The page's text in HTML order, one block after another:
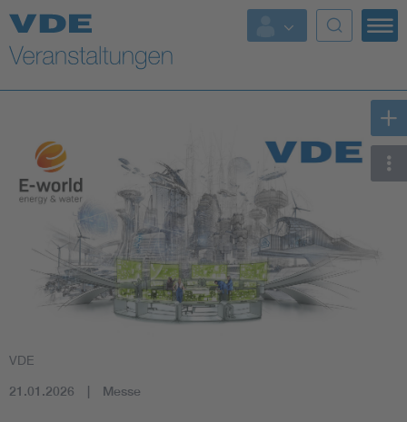
Top Themen
Fokusthemen
Energy
AI & Digital Trust
Health
Mobility
Weitere Themen
VDE
21.01.2026 Messe